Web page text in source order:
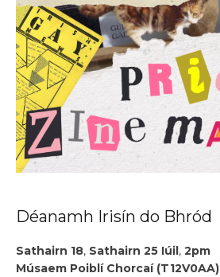
Déanamh Irisín do Bhród
Sathairn 18, Sathairn 25 Iúil , 2pm
Músaem Poiblí Chorcaí (T12V0AA)